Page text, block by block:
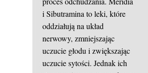
i Sibutramina to leki, które
oddziałują na układ
nerwowy, zmniejszając
uczucie głodu i zwiększając
uczucie sytości. Jednak ich